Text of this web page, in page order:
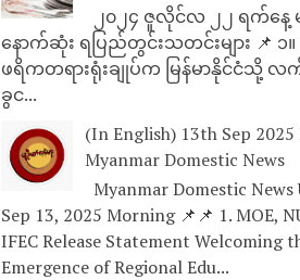
၂၀၂၄ ဇူလိုင်လ ၂၂ ရက်နေ့
နောက်ဆုံး ရပြည်တွင်းသတင်းများ 📌 ၁
ဖရိကတရားရုံးချုပ်က မြန်မာနိုင်ငံသို့
ခွင...
(In English) 13th Sep
Myanmar Domestic News
Myanmar Domestic News
Sep 13, 2025 Morning 📌📌 1. MOE,
IFEC Release Statement Welcoming
Emergence of Regional Edu...